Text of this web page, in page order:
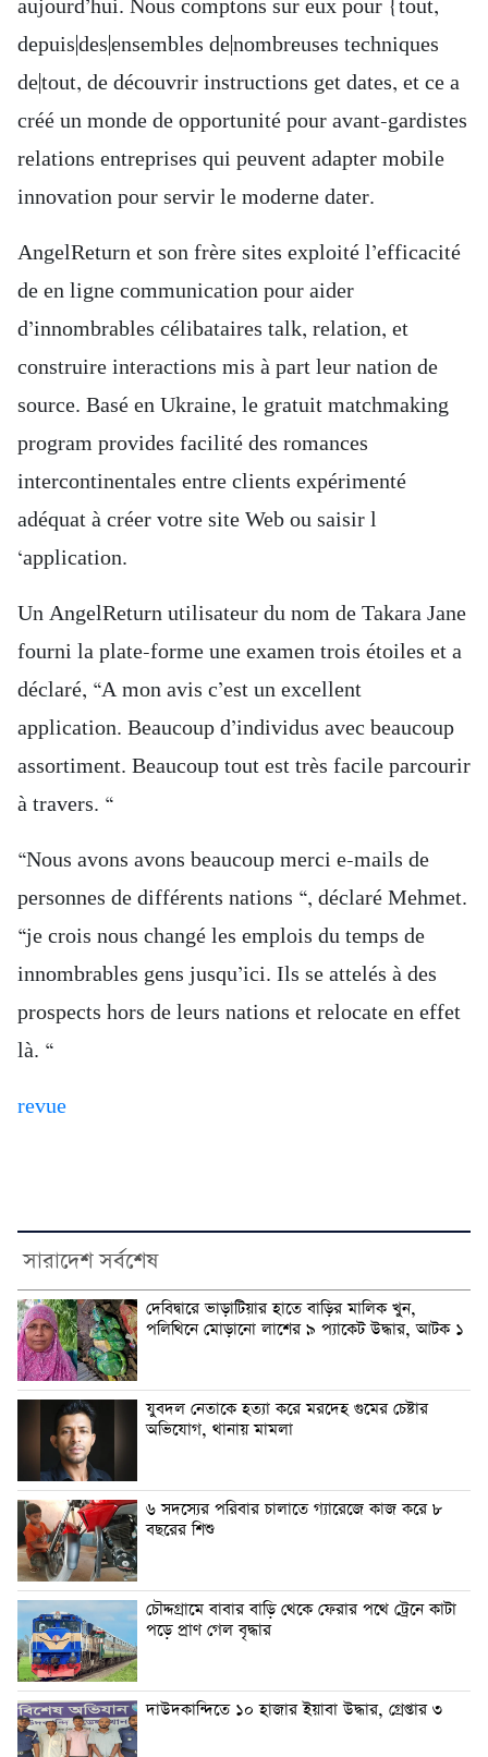
aujourd’hui. Nous comptons sur eux pour {tout,
depuis|des|ensembles de|nombreuses techniques
de|tout, de découvrir instructions get dates, et ce a
créé un monde de opportunité pour avant-gardistes
relations entreprises qui peuvent adapter mobile
innovation pour servir le moderne dater.
AngelReturn et son frère sites exploité l’efficacité
de en ligne communication pour aider
d’innombrables célibataires talk, relation, et
construire interactions mis à part leur nation de
source. Basé en Ukraine, le gratuit matchmaking
program provides facilité des romances
intercontinentales entre clients expérimenté
adéquat à créer votre site Web ou saisir l
‘application.
Un AngelReturn utilisateur du nom de Takara Jane
fourni la plate-forme une examen trois étoiles et a
déclaré, “A mon avis c’est un excellent
application. Beaucoup d’individus avec beaucoup
assortiment. Beaucoup tout est très facile parcourir
à travers. “
“Nous avons avons beaucoup merci e-mails de
personnes de différents nations “, déclaré Mehmet.
“je crois nous changé les emplois du temps de
innombrables gens jusqu’ici. Ils se attelés à des
prospects hors de leurs nations et relocate en effet
là. “
revue
সারাদেশ সর্বশেষ
দেবিদ্বারে ভাড়াটিয়ার হাতে বাড়ির মালিক খুন,
পলিথিনে মোড়ানো লাশের ৯ প্যাকেট উদ্ধার, আটক ১
যুবদল নেতাকে হত্যা করে মরদেহ গুমের চেষ্টার
অভিযোগ, থানায় মামলা
৬ সদস্যের পরিবার চালাতে গ্যারেজে কাজ করে ৮
বছরের শিশু
চৌদ্দগ্রামে বাবার বাড়ি থেকে ফেরার পথে ট্রেনে কাটা
পড়ে প্রাণ গেল বৃদ্ধার
দাউদকান্দিতে ১০ হাজার ইয়াবা উদ্ধার, গ্রেপ্তার ৩